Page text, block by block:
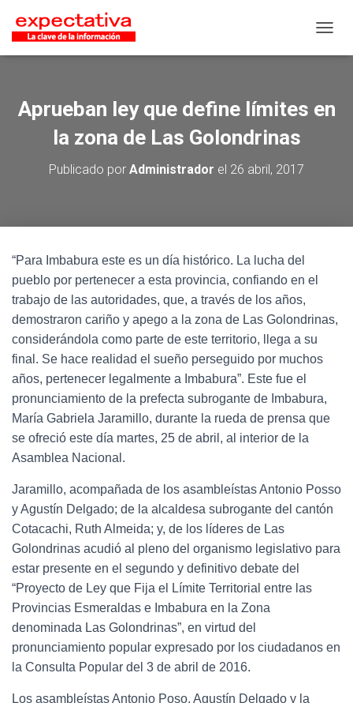
Aprueban ley que define límites en
la zona de Las Golondrinas
Publicado por Administrador el 26 abril, 2017
“Para Imbabura este es un día histórico. La lucha del
pueblo por pertenecer a esta provincia, confiando en el
trabajo de las autoridades, que, a través de los años,
demostraron cariño y apego a la zona de Las Golondrinas,
considerándola como parte de este territorio, llega a su
final. Se hace realidad el sueño perseguido por muchos
años, pertenecer legalmente a Imbabura”. Este fue el
pronunciamiento de la prefecta subrogante de Imbabura,
María Gabriela Jaramillo, durante la rueda de prensa que
se ofreció este día martes, 25 de abril, al interior de la
Asamblea Nacional.
Jaramillo, acompañada de los asambleístas Antonio Posso
y Agustín Delgado; de la alcaldesa subrogante del cantón
Cotacachi, Ruth Almeida; y, de los líderes de Las
Golondrinas acudió al pleno del organismo legislativo para
estar presente en el segundo y definitivo debate del
“Proyecto de Ley que Fija el Límite Territorial entre las
Provincias Esmeraldas e Imbabura en la Zona
denominada Las Golondrinas”, en virtud del
pronunciamiento popular expresado por los ciudadanos en
la Consulta Popular del 3 de abril de 2016.
Los asambleístas Antonio Poso, Agustín Delgado y la